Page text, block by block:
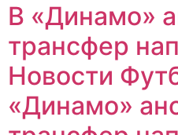
В «Динамо»
трансфер
Новости
«Динамо»